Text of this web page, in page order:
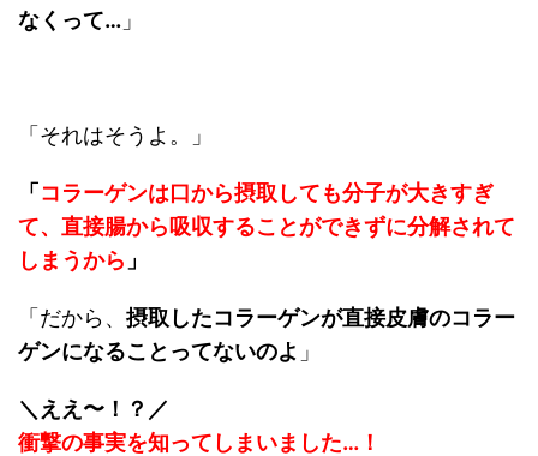
なくって… 」
「それはそうよ。」
「 コラーゲンは口から摂取しても分子が大きすぎ
て、直接腸から吸収することができずに分解されて
しまうから 」
「だから、 摂取したコラーゲンが直接皮膚のコラー
ゲンになることってないのよ 」
＼ええ〜！？／
衝撃の事実を知ってしまいました…！